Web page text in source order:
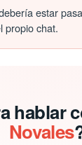
estar
propio chat.
hablar
Novales